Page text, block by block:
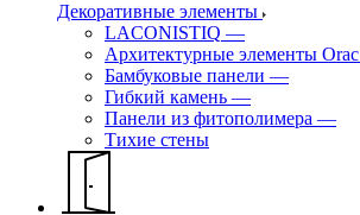
Декоративные элементы
LACONISTIQ —
Архитектурные элементы Orac
Бамбуковые панели —
Гибкий камень —
Панели из фитополимера —
Тихие стены